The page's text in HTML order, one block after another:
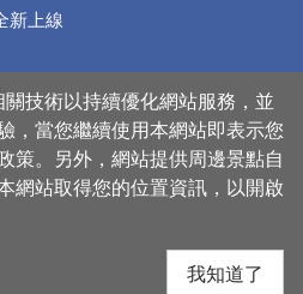
新上線
果園
人氣：1.4萬
技術以持續優化網站服務，並
，當您繼續使用本網站即表示您
策。另外，網站提供周邊景點自
網站取得您的位置資訊，以開啟
我知道了